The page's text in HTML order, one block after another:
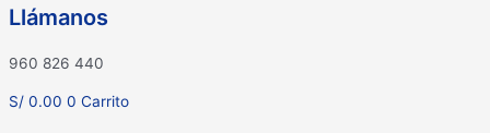
Llámanos
960 826 440
S/ 0.00 0 Carrito